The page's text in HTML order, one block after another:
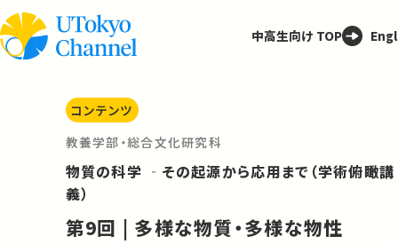
中高生向け TOP
コンテンツ
教養学部・総合文化研究科
物質の科学 ‐その起源から応用まで（学術俯瞰講
義）
第9回 | 多様な物質・多様な物性